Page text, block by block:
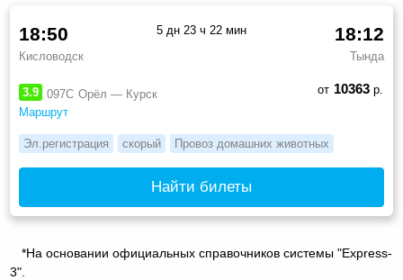
3.9 097С Орёл — Курск
Маршрут
18:50
Кисловодск
18:12
Тында
5 дн 23 ч 22 мин
от 10363р.
Эл.регистрация скорый Провоз домашних животных
Найти билеты
*На основании официальных справочников системы "Express-
3".